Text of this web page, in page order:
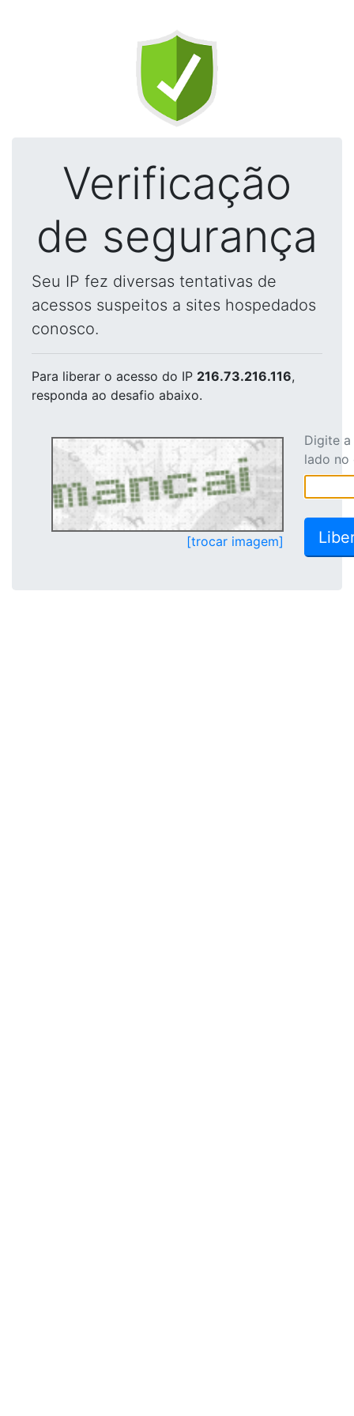
Verificação
de segurança
Seu IP fez diversas tentativas de
acessos suspeitos a sites hospedados
conosco.
Para liberar o acesso do IP 216.73.216.116,
responda ao desafio abaixo.
[trocar imagem]
Digite
lado no